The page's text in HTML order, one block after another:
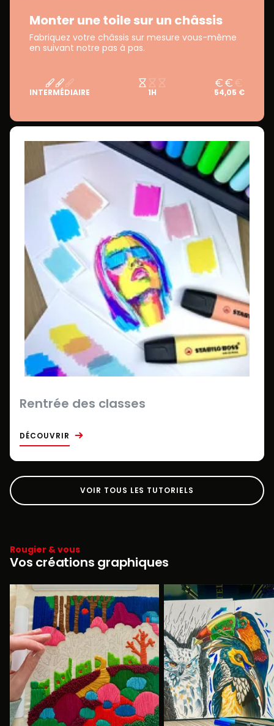
Monter une toile sur un châssis
Fabriquez votre châssis sur mesure vous-même
en suivant notre pas à pas.
INTERMÉDIAIRE 1H 54,05 €
Rentrée des classes
DÉCOUVRIR
VOIR TOUS LES TUTORIELS
Rougier & vous
Vos créations graphiques